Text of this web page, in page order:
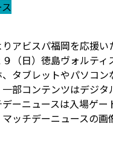
アビスパ福岡を応援い
９（日）徳島ヴォルティ
タブレットやパソコン
部コンテンツはデジタ
ーニュースは入場ゲー
ッチデーニュースの画